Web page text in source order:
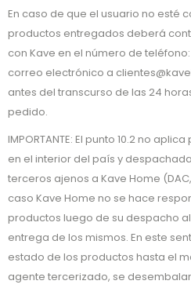
En caso de que el usuario no esté
productos entregados deberá
con Kave en el número de
correo electrónico a
antes del transcurso de las 24
pedido.
IMPORTANTE: El punto 10.2 no
en el interior del país y
terceros ajenos a Kave Home
caso Kave Home no se hace
productos luego de su despacho
entrega de los mismos. En este
estado de los productos hasta el
agente tercerizado, se